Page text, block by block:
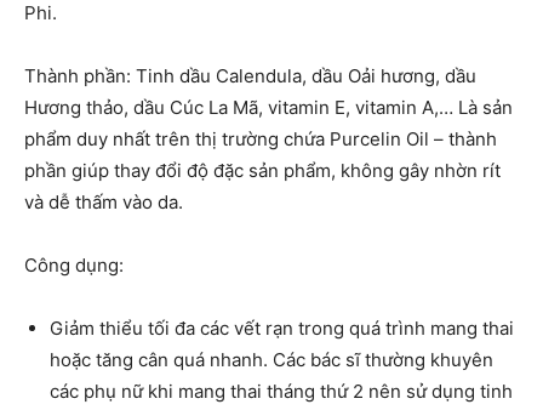
Phi.
Thành phần: Tinh dầu Calendula, dầu Oải hương, dầu
Hương thảo, dầu Cúc La Mã, vitamin E, vitamin A,… Là sản
phẩm duy nhất trên thị trường chứa Purcelin Oil – thành
phần giúp thay đổi độ đặc sản phẩm, không gây nhờn rít
và dễ thấm vào da.
Công dụng:
Giảm thiểu tối đa các vết rạn trong quá trình mang thai
hoặc tăng cân quá nhanh. Các bác sĩ thường khuyên
các phụ nữ khi mang thai tháng thứ 2 nên sử dụng tinh